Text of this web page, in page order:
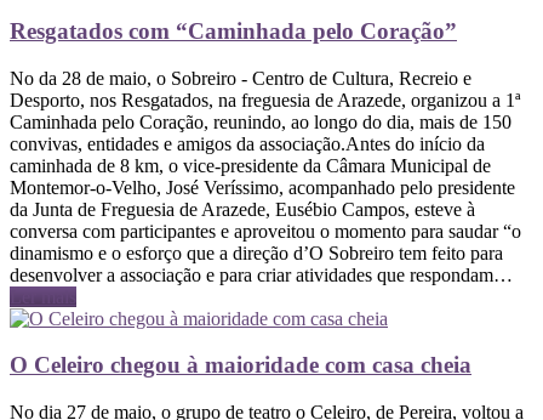
Resgatados com “Caminhada pelo Coração”
No da 28 de maio, o Sobreiro - Centro de Cultura, Recreio e
Desporto, nos Resgatados, na freguesia de Arazede, organizou a 1ª
Caminhada pelo Coração, reunindo, ao longo do dia, mais de 150
convivas, entidades e amigos da associação.Antes do início da
caminhada de 8 km, o vice-presidente da Câmara Municipal de
Montemor-o-Velho, José Veríssimo, acompanhado pelo presidente
da Junta de Freguesia de Arazede, Eusébio Campos, esteve à
conversa com participantes e aproveitou o momento para saudar “o
dinamismo e o esforço que a direção d’O Sobreiro tem feito para
desenvolver a associação e para criar atividades que respondam…
Ler mais
O Celeiro chegou à maioridade com casa cheia
No dia 27 de maio, o grupo de teatro o Celeiro, de Pereira, voltou a